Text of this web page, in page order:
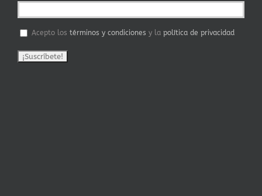
Acepto los términos y condiciones y la política de privacidad